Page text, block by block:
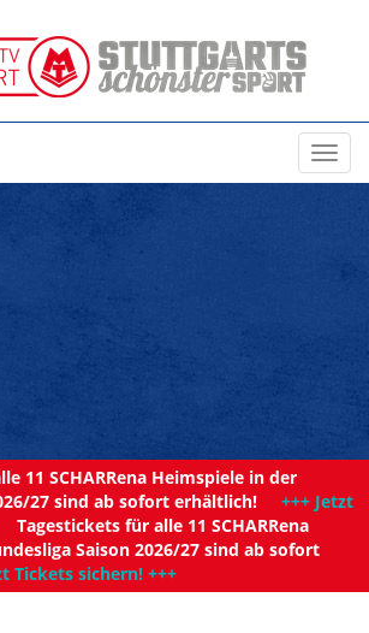
11 SCHARRena Heimspiele in der
27 sind ab sofort erhältlich! +++ Jetzt
Tagestickets für alle 11 SCHARRena
Saison 2026/27 sind ab sofort
Tickets sichern! +++